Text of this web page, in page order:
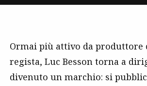
Ormai più attivo da produttore
regista, Luc Besson torna a
divenuto un marchio: si